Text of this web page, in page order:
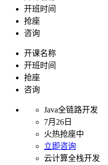
开班时间
抢座
咨询
开课名称
开班时间
抢座
咨询
Java全链路开发
7月26日
火热抢座中
立即咨询
云计算全栈开发